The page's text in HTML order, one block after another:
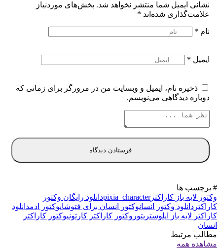
نشانی ایمیل شما منتشر نخواهد شد. بخش‌های موردنیاز
علامت‌گذاری شده‌اند *
نام *
ایمیل *
ذخیره نام، ایمیل و وبسایت من در مرورگر برای زمانی که
دوباره دیدگاهی می‌نویسم.
# برچسب ها
وکتور لایه باز کاراکترpixia_characterدانلود رایگان وکتور
کاراکتر دانلود وکتور انسانوکتور انسان برای فتوشاپوکتور ادمدانلود
کاراکتر لایه باز ایلوستریتور وکتور کاراکتر کارتونیوکتور کاراکتر
انسان
مطالب مرتبط
مشاهده همه